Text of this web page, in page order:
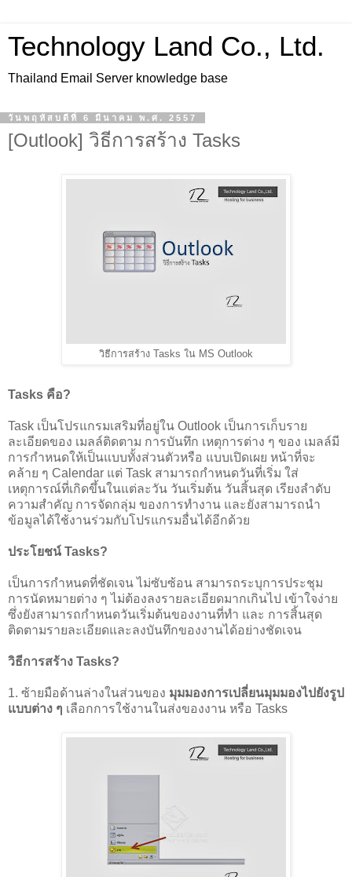
Technology Land Co., Ltd.
Thailand Email Server knowledge base
วันพฤหัสบดีที่ 6 มีนาคม พ.ศ. 2557
[Outlook] วิธีการสร้าง Tasks
วิธีการสร้าง Tasks ใน MS Outlook
Tasks คือ?
Task เป็นโปรแกรมเสริมที่อยู่ใน Outlook เป็นการเก็บราย
ละเอียดของ เมลล์ติดตาม การบันทึก เหตุการต่าง ๆ ของ เมลล์มี
การกำหนดให้เป็นแบบทั้งส่วนตัวหรือ แบบเปิดเผย หน้าที่จะ
คล้าย ๆ Calendar แต่ Task สามารถกำหนดวันที่เริ่ม ใส่
เหตุการณ์ที่เกิดขึ้นในแต่ละวัน วันเริ่มต้น วันสิ้นสุด เรียงลำดับ
ความสำคัญ การจัดกลุ่ม ของการทำงาน และยังสามารถนำ
ข้อมูลได้ใช้งานร่วมกับโปรแกรมอื่นได้อีกด้วย
ประโยชน์ Tasks?
เป็นการกำหนดที่ชัดเจน ไม่ซับซ้อน สามารถระบุการประชุม
การนัดหมายต่าง ๆ ไม่ต้องลงรายละเอียดมากเกินไป เข้าใจง่าย
ซึ่งยังสามารถกำหนดวันเริ่มต้นของงานที่ทำ และ การสิ้นสุด
ติดตามรายละเอียดและลงบันทึกของงานได้อย่างชัดเจน
วิธีการสร้าง Tasks?
1. ซ้ายมือด้านล่างในส่วนของ มุมมองการเปลี่ยนมุมมองไปยังรูป
แบบต่าง ๆ เลือกการใช้งานในส่งของงาน หรือ Tasks